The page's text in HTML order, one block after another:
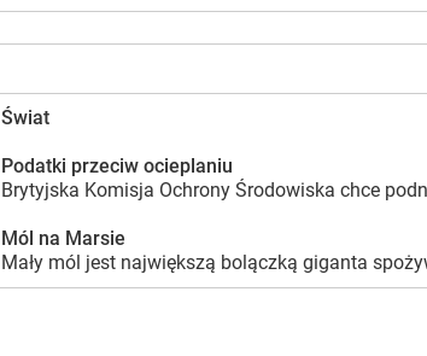
Świat
Podatki przeciw ocieplaniu
Brytyjska Komisja Ochrony Środowiska chce
Mól na Marsie
Mały mól jest największą bolączką giganta